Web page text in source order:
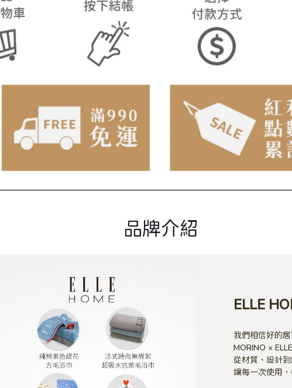
品牌介紹
ELLE
我們相信好的
MORINO ×
從材質、設計
讓每一次使用